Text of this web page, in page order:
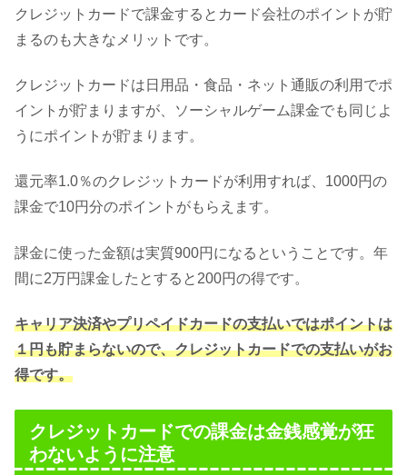
クレジットカードで課金するとカード会社のポイントが貯
まるのも大きなメリットです。
クレジットカードは日用品・食品・ネット通販の利用でポ
イントが貯まりますが、ソーシャルゲーム課金でも同じよ
うにポイントが貯まります。
還元率1.0％のクレジットカードが利用すれば、1000円の
課金で10円分のポイントがもらえます。
課金に使った金額は実質900円になるということです。年
間に2万円課金したとすると200円の得です。
キャリア決済やプリペイドカードの支払いではポイントは
１円も貯まらないので、クレジットカードでの支払いがお
得です。
クレジットカードでの課金は金銭感覚が狂
わないように注意